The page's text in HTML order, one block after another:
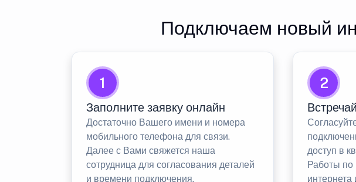
Подключаем новый
1
Заполните заявку онлайн
Достаточно Вашего имени и номера
мобильного телефона для связи.
Далее с Вами свяжется наша
сотрудница для согласования деталей
и времени подключения.
2
доступ в
Работы по